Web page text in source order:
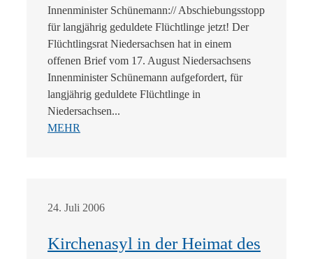
Innenminister Schünemann:// Abschiebungsstopp
für langjährig geduldete Flüchtlinge jetzt! Der
Flüchtlingsrat Niedersachsen hat in einem
offenen Brief vom 17. August Niedersachsens
Innenminister Schünemann aufgefordert, für
langjährig geduldete Flüchtlinge in
Niedersachsen...
MEHR
24. Juli 2006
Kirchenasyl in der Heimat des